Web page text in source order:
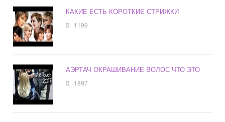
КАКИЕ ЕСТЬ КОРОТКИЕ СТРИЖКИ
1199
АЭРТАЧ ОКРАШИВАНИЕ ВОЛОС ЧТО ЭТО
1897